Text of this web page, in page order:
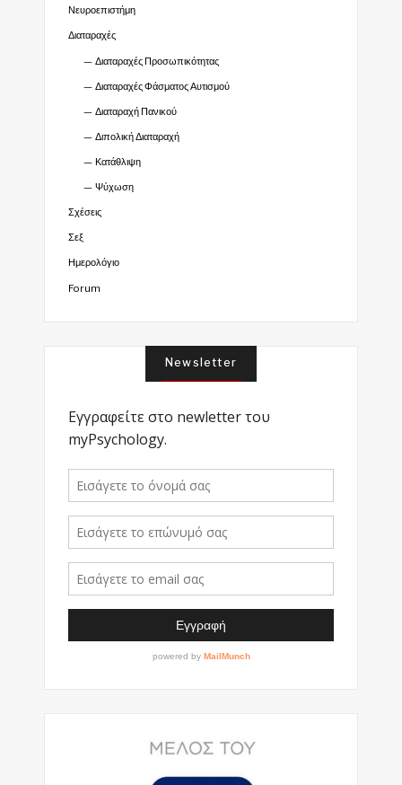
Νευροεπιστήμη
Διαταραχές
Διαταραχές Προσωπικότητας
Διαταραχές Φάσματος Αυτισμού
Διαταραχή Πανικού
Διπολική Διαταραχή
Κατάθλιψη
Ψύχωση
Σχέσεις
Σεξ
Ημερολόγιο
Forum
Newsletter